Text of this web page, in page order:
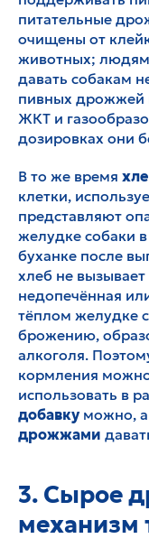
питательные
очищены от
животных; людям
давать собакам
пивных дрожжей
ЖКТ и
дозировках они
В то же время
клетки,
представляют
желудке собаки
буханке после
хлеб не
недопечённая
тёплом желудке
брожению,
алкоголя.
кормления
использовать в
добавкуможно, а
дрожжами
3. Сырое
механизм